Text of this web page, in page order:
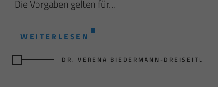
Die Vorgaben gelten für…
WEITERLESEN
DR. VERENA BIEDERMANN-DREISEITL